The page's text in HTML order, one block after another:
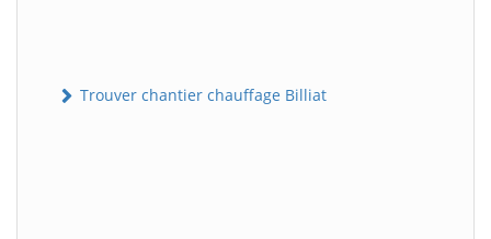
Trouver chantier chauffage Billiat